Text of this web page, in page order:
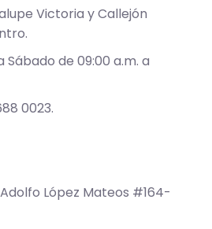
Victoria y Callejón
Sábado de 09:00 a.m. a
0023.
López Mateos #164-